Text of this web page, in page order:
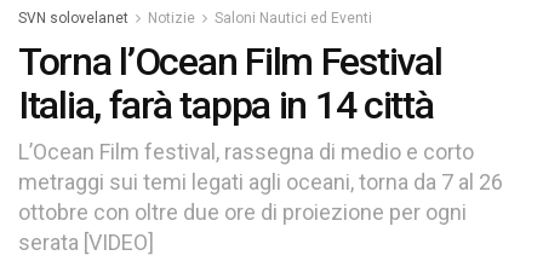
SVN solovelanet Notizie Saloni Nautici ed Eventi
Torna l’Ocean Film Festival
Italia, farà tappa in 14 città
L’Ocean Film festival, rassegna di medio e corto
metraggi sui temi legati agli oceani, torna da 7 al 26
ottobre con oltre due ore di proiezione per ogni
serata [VIDEO]